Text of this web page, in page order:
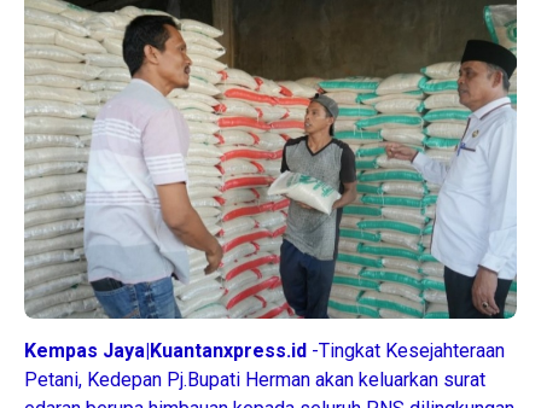
Kempas Jaya|Kuantanxpress.id -Tingkat Kesejahteraan
Petani, Kedepan Pj.Bupati Herman akan keluarkan surat